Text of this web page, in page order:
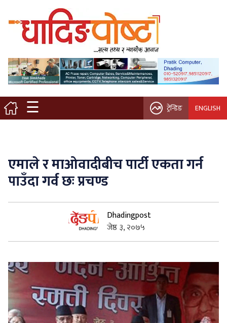
☰
मुख्य पृष्ठ
स्थानीय समाचार
विचार / ब्लग
नगर/गाउँ पालिका
कृषि/सहकारी
साहित्य / संस्कृति
सुचनाहरु
स्वास्थ्य
भिडियो
ट्रेन्डिङ ENGLISH
एमाले र माओवादीबीच पार्टी एकता गर्न
पाउँदा गर्व छः प्रचण्ड
Dhadingpost
जेष्ठ ३, २०७५